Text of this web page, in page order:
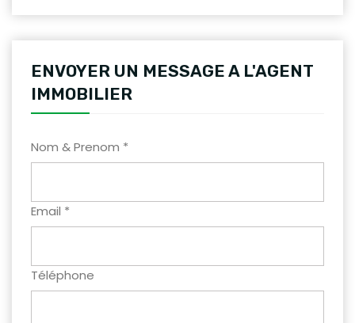
ENVOYER UN MESSAGE A L'AGENT
IMMOBILIER
Nom & Prenom *
Email *
Téléphone